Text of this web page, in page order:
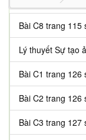
Bài C8 trang 115
Lý thuyết Sự tạo
Bài C1 trang 126
Bài C2 trang 126
Bài C3 trang 127